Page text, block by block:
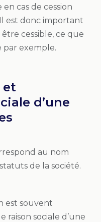
cas de cession
est donc important
cessible, ce que
par exemple.
et
d’une
au nom
de la société.
est souvent
sociale d’une